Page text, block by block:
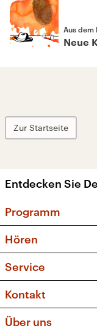
Aus dem
Neue
Zur Startseite
Entdecken Sie
Programm
Musikliste
Kakadu –
Hören
Frequenzen
Service
FAQ
Apps
Kontakt
Über uns